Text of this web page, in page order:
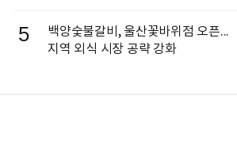
5
백양숯불갈비, 울산꽃바위점 오픈...
지역 외식 시장 공략 강화